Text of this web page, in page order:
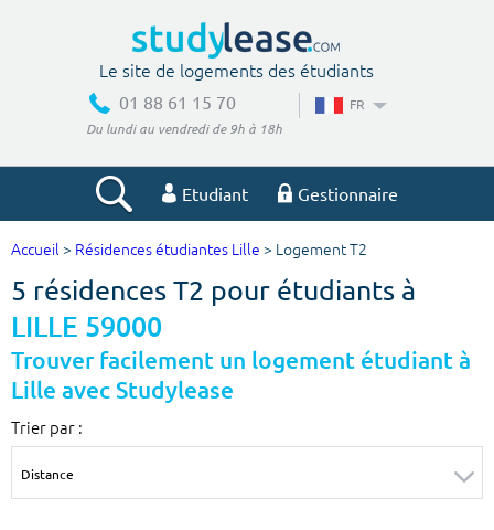
Le site de logements des étudiants
01 88 61 15 70
Du lundi au vendredi de 9h à 18h
FR
Etudiant Gestionnaire
Votre recherche
Ville, école
Accueil > Résidences étudiantes Lille > Logement T2
5 résidences T2 pour étudiants à
LILLE 59000
Trouver facilement un logement étudiant à
Lille avec Studylease
Trier par :